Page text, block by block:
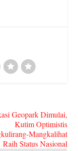
Geopark Dimulai,
Kutim Optimistis
Mangkalihat
Raih Status Nasional